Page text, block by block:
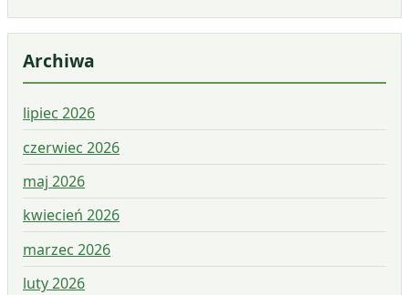
Archiwa
lipiec 2026
czerwiec 2026
maj 2026
kwiecień 2026
marzec 2026
luty 2026